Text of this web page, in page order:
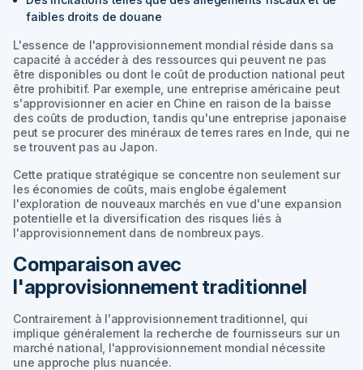
faibles droits de douane
L'essence de l'approvisionnement mondial réside dans sa
capacité à accéder à des ressources qui peuvent ne pas
être disponibles ou dont le coût de production national peut
être prohibitif. Par exemple, une entreprise américaine peut
s'approvisionner en acier en Chine en raison de la baisse
des coûts de production, tandis qu'une entreprise japonaise
peut se procurer des minéraux de terres rares en Inde, qui ne
se trouvent pas au Japon.
Cette pratique stratégique se concentre non seulement sur
les économies de coûts, mais englobe également
l'exploration de nouveaux marchés en vue d'une expansion
potentielle et la diversification des risques liés à
l'approvisionnement dans de nombreux pays.
Comparaison avec
l'approvisionnement traditionnel
Contrairement à l'approvisionnement traditionnel, qui
implique généralement la recherche de fournisseurs sur un
marché national, l'approvisionnement mondial nécessite
une approche plus nuancée.